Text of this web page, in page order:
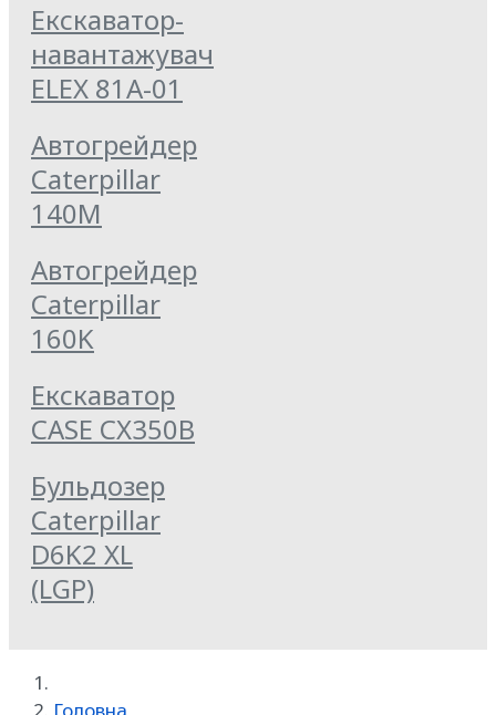
Екскаватор-
навантажувач
ELEX 81А-01
Автогрейдер
Caterpillar
140M
Автогрейдер
Caterpillar
160K
Екскаватор
CASE CX350B
Бульдозер
Caterpillar
D6K2 XL
(LGP)